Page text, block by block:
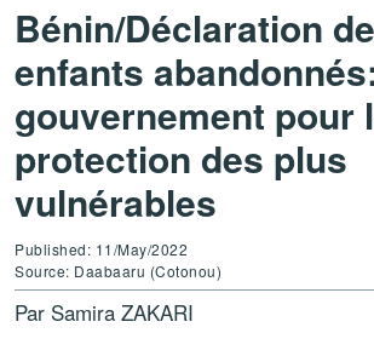
Bénin/Déclaration
enfants
gouvernement pour
protection des plus
vulnérables
Published: 11/May/2022
Source: Daabaaru (Cotonou)
Par Samira ZAKARI